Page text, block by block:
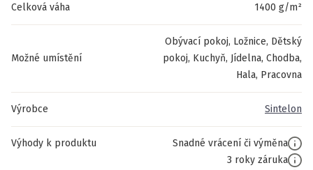
Celková váha 1400 g/m²
Možné umístění
Obývací pokoj, Ložnice, Dětský
pokoj, Kuchyň, Jídelna, Chodba,
Hala, Pracovna
Výrobce Sintelon
Výhody k produktu
Snadné vrácení či výměna
3 roky záruka